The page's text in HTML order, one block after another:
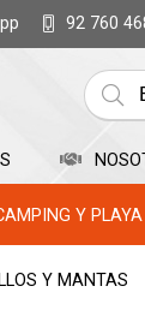
92 760
Y PLAYA
Y MANTAS